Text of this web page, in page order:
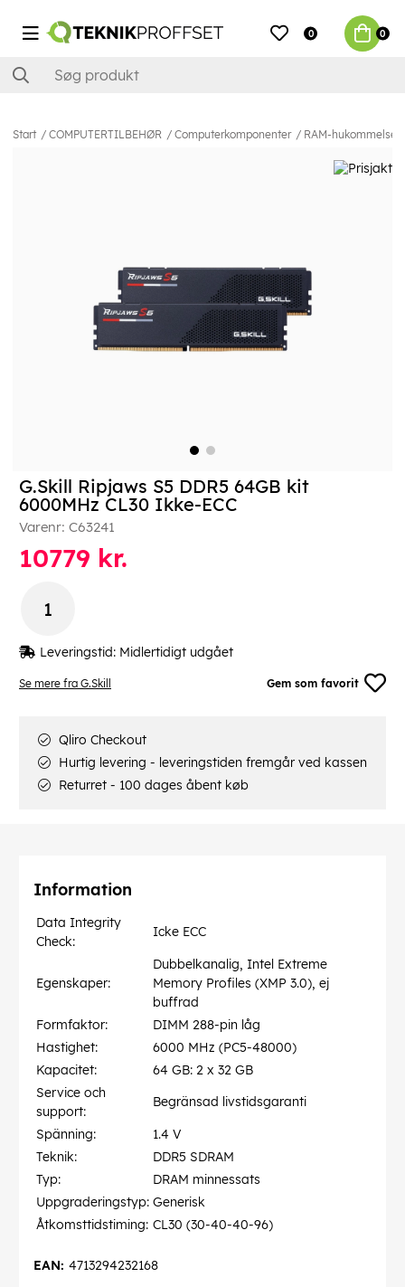
0 0
Start COMPUTERTILBEHØR Computerkomponenter RAM-hukommelse
Se mere fra G.Skill Gem som favorit
G.Skill Ripjaws S5 DDR5 64GB kit
6000MHz CL30 Ikke-ECC
Varenr: C63241
10779 kr.
Leveringstid: Midlertidigt udgået
Qliro Checkout
Hurtig levering - leveringstiden fremgår ved kassen
Returret - 100 dages åbent køb
Information
Data Integrity
Check:
Icke ECC
Egenskaper:
Dubbelkanalig, Intel Extreme
Memory Profiles (XMP 3.0), ej
buffrad
Formfaktor:
DIMM 288-pin låg
Hastighet:
6000 MHz (PC5-48000)
Kapacitet:
64 GB: 2 x 32 GB
Service och
support:
Begränsad livstidsgaranti
Spänning:
1.4 V
Teknik:
DDR5 SDRAM
Typ:
DRAM minnessats
Uppgraderingstyp: Generisk
Åtkomsttidstiming: CL30 (30-40-40-96)
4713294232168
EAN: